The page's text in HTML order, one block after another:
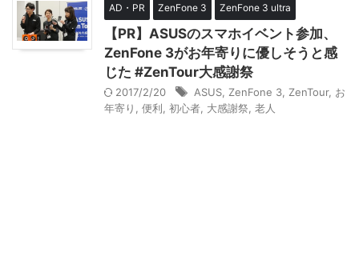
AD・PR ZenFone 3 ZenFone 3 ultra
【PR】ASUSのスマホイベント参加、
ZenFone 3がお年寄りに優しそうと感
じた #ZenTour大感謝祭
2017/2/20 ASUS ZenFone 3 ZenTour, お
年寄り
便利 初心者 大感謝祭 老人